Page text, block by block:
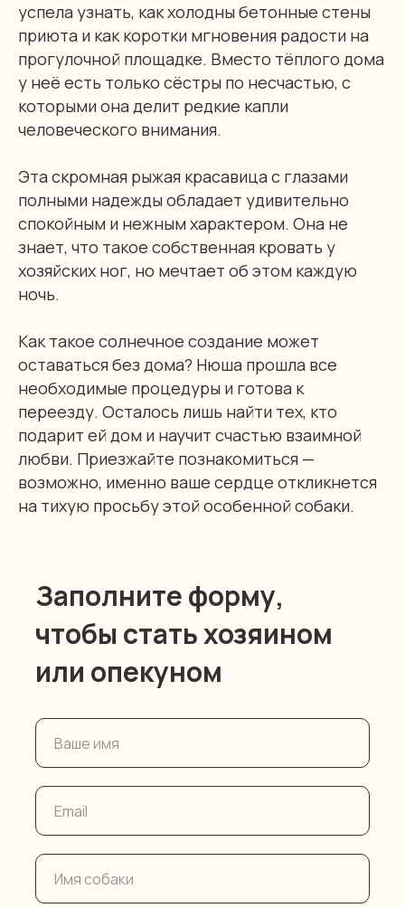
успела узнать, как холодны бетонные стены
приюта и как коротки мгновения радости на
прогулочной площадке. Вместо тёплого дома
у неё есть только сёстры по несчастью, с
которыми она делит редкие капли
человеческого внимания.
Эта скромная рыжая красавица с глазами
полными надежды обладает удивительно
спокойным и нежным характером. Она не
знает, что такое собственная кровать у
хозяйских ног, но мечтает об этом каждую
ночь.
Как такое солнечное создание может
оставаться без дома? Нюша прошла все
необходимые процедуры и готова к
переезду. Осталось лишь найти тех, кто
подарит ей дом и научит счастью взаимной
любви. Приезжайте познакомиться —
возможно, именно ваше сердце откликнется
на тихую просьбу этой особенной собаки.
Заполните форму,
чтобы стать хозяином
или опекуном